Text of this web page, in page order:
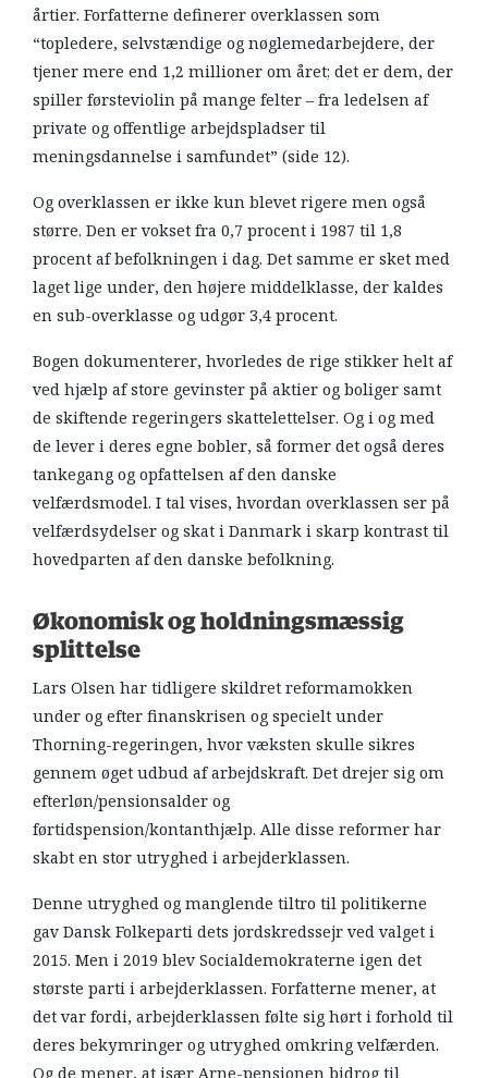
årtier. Forfatterne definerer overklassen som
“topledere, selvstændige og nøglemedarbejdere, der
tjener mere end 1,2 millioner om året; det er dem, der
spiller førsteviolin på mange felter – fra ledelsen af
private og offentlige arbejdspladser til
meningsdannelse i samfundet” (side 12).
Og overklassen er ikke kun blevet rigere men også
større. Den er vokset fra 0,7 procent i 1987 til 1,8
procent af befolkningen i dag. Det samme er sket med
laget lige under, den højere middelklasse, der kaldes
en sub-overklasse og udgør 3,4 procent.
Bogen dokumenterer, hvorledes de rige stikker helt af
ved hjælp af store gevinster på aktier og boliger samt
de skiftende regeringers skattelettelser. Og i og med
de lever i deres egne bobler, så former det også deres
tankegang og opfattelsen af den danske
velfærdsmodel. I tal vises, hvordan overklassen ser på
velfærdsydelser og skat i Danmark i skarp kontrast til
hovedparten af den danske befolkning.
Økonomisk og holdningsmæssig
splittelse
Lars Olsen har tidligere skildret reformamokken
under og efter finanskrisen og specielt under
Thorning-regeringen, hvor væksten skulle sikres
gennem øget udbud af arbejdskraft. Det drejer sig om
efterløn/pensionsalder og
førtidspension/kontanthjælp. Alle disse reformer har
skabt en stor utryghed i arbejderklassen.
Denne utryghed og manglende tiltro til politikerne
gav Dansk Folkeparti dets jordskredssejr ved valget i
2015. Men i 2019 blev Socialdemokraterne igen det
største parti i arbejderklassen. Forfatterne mener, at
det var fordi, arbejderklassen følte sig hørt i forhold til
deres bekymringer og utryghed omkring velfærden.